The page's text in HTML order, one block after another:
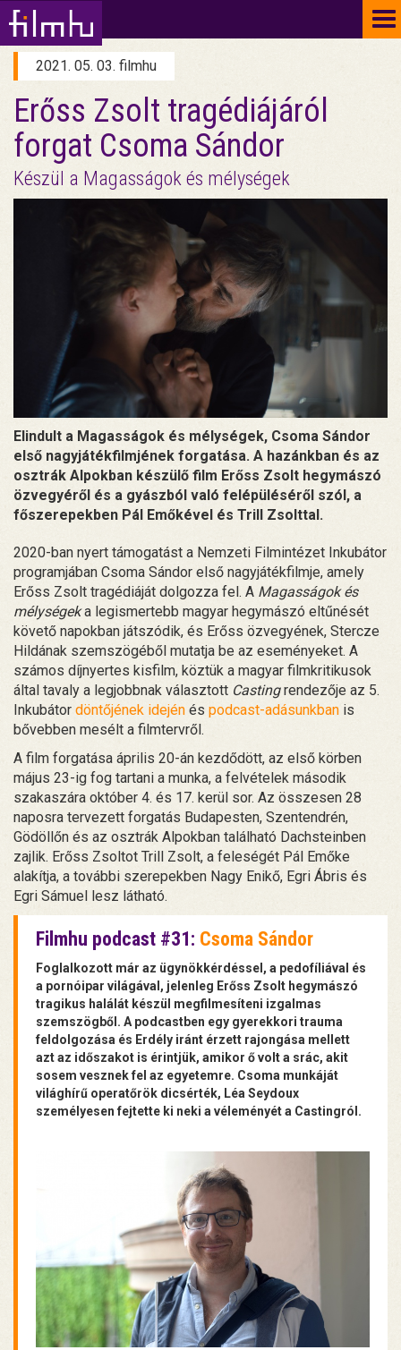
2021. 05. 03. filmhu
Erőss Zsolt tragédiájáról
forgat Csoma Sándor
Készül a Magasságok és mélységek
Elindult a Magasságok és mélységek, Csoma Sándor
első nagyjátékfilmjének forgatása. A hazánkban és az
osztrák Alpokban készülő film Erőss Zsolt hegymászó
özvegyéről és a gyászból való felépüléséről szól, a
főszerepekben Pál Emőkével és Trill Zsolttal.
2020-ban nyert támogatást a Nemzeti Filmintézet Inkubátor
programjában Csoma Sándor első nagyjátékfilmje, amely
Erőss Zsolt tragédiáját dolgozza fel. A Magasságok és
mélységeka legismertebb magyar hegymászó eltűnését
követő napokban játszódik, és Erőss özvegyének, Stercze
Hildának szemszögéből mutatja be az eseményeket. A
számos díjnyertes kisfilm, köztük a magyar filmkritikusok
által tavaly a legjobbnak választott Castingrendezője az 5.
Inkubátor döntőjének idején és podcast-adásunkban is
bővebben mesélt a filmtervről.
A film forgatása április 20-án kezdődött, az első körben
május 23-ig fog tartani a munka, a felvételek második
szakaszára október 4. és 17. kerül sor. Az összesen 28
naposra tervezett forgatás Budapesten, Szentendrén,
Gödöllőn és az osztrák Alpokban található Dachsteinben
zajlik. Erőss Zsoltot Trill Zsolt, a feleségét Pál Emőke
alakítja, a további szerepekben Nagy Enikő, Egri Ábris és
Egri Sámuel lesz látható.
Filmhu podcast #31: Csoma Sándor
Foglalkozott már az ügynökkérdéssel, a pedofíliával és
a pornóipar világával, jelenleg Erőss Zsolt hegymászó
tragikus halálát készül megfilmesíteni izgalmas
szemszögből. A podcastben egy gyerekkori trauma
feldolgozása és Erdély iránt érzett rajongása mellett
azt az időszakot is érintjük, amikor ő volt a srác, akit
sosem vesznek fel az egyetemre. Csoma munkáját
világhírű operatőrök dicsérték, Léa Seydoux
személyesen fejtette ki neki a véleményét a Castingról.